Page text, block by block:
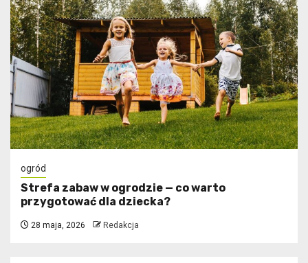
ogród
Strefa zabaw w ogrodzie — co warto
przygotować dla dziecka?
28 maja, 2026 Redakcja